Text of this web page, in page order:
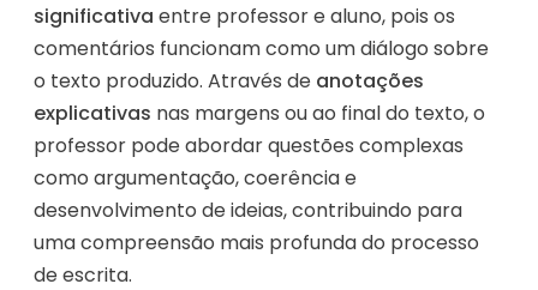
significativa entre professor e aluno, pois os
comentários funcionam como um diálogo sobre
o texto produzido. Através de anotações
explicativas nas margens ou ao final do texto, o
professor pode abordar questões complexas
como argumentação, coerência e
desenvolvimento de ideias, contribuindo para
uma compreensão mais profunda do processo
de escrita.